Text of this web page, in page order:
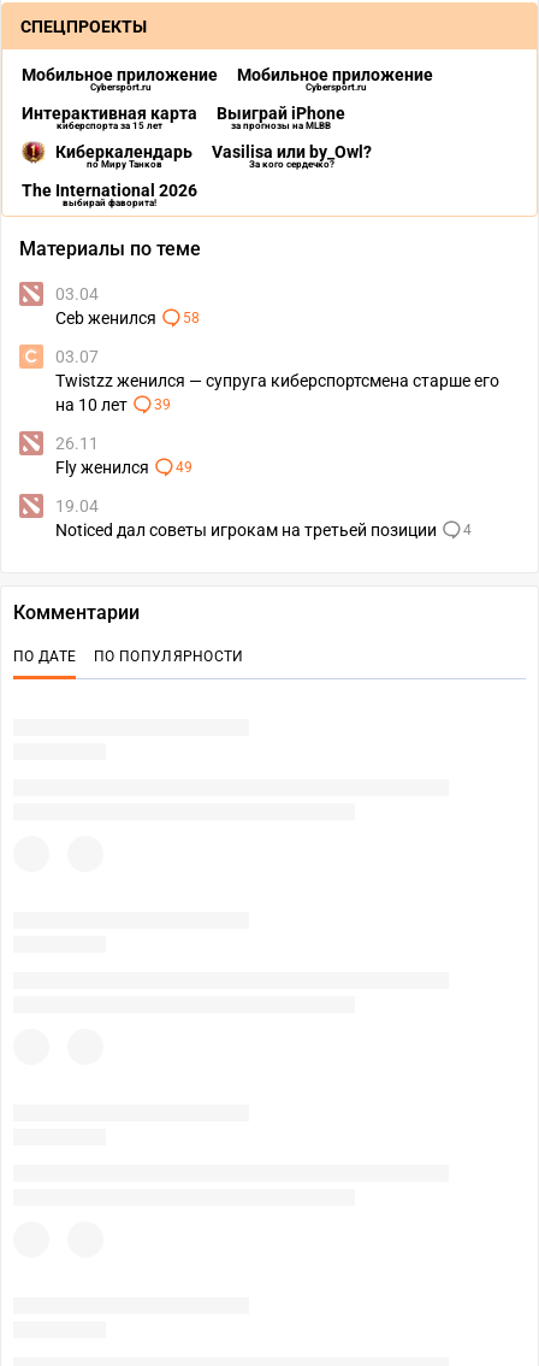
СПЕЦПРОЕКТЫ
Мобильное приложение
Cybersport.ru
Мобильное приложение
Cybersport.ru
Интерактивная карта
киберспорта за 15 лет
Выиграй iPhone
за прогнозы на MLBB
Киберкалендарь
по Миру Танков
Vasilisa или by_Owl?
За кого сердечко?
The International 2026
выбирай фаворита!
Материалы по теме
03.04
Ceb женился
58
03.07
Twistzz женился — супруга киберспортсмена старше его
на 10 лет
39
26.11
Fly женился
49
19.04
Noticed дал советы игрокам на третьей позиции
4
Комментарии
ПО ДАТЕ ПО ПОПУЛЯРНОСТИ